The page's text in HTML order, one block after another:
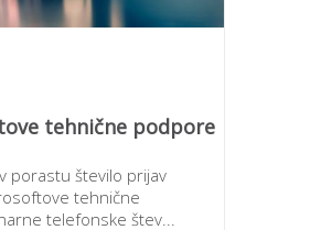
tehnične podpore
porastu število prijav
tehnične
telefonske štev...